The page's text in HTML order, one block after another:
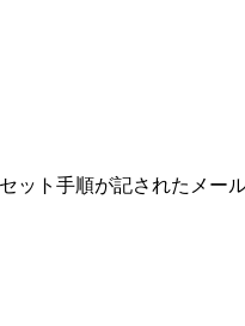
ト手順が記されたメー